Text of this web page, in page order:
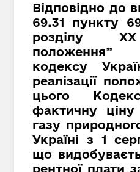
Відповідно до
69.31 пункту
розділу XX
положення”
кодексу
реалізації
цього
фактичну ціну
газу
Україні з 1
що
рентної плати